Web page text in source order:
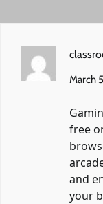
March
free
and
your